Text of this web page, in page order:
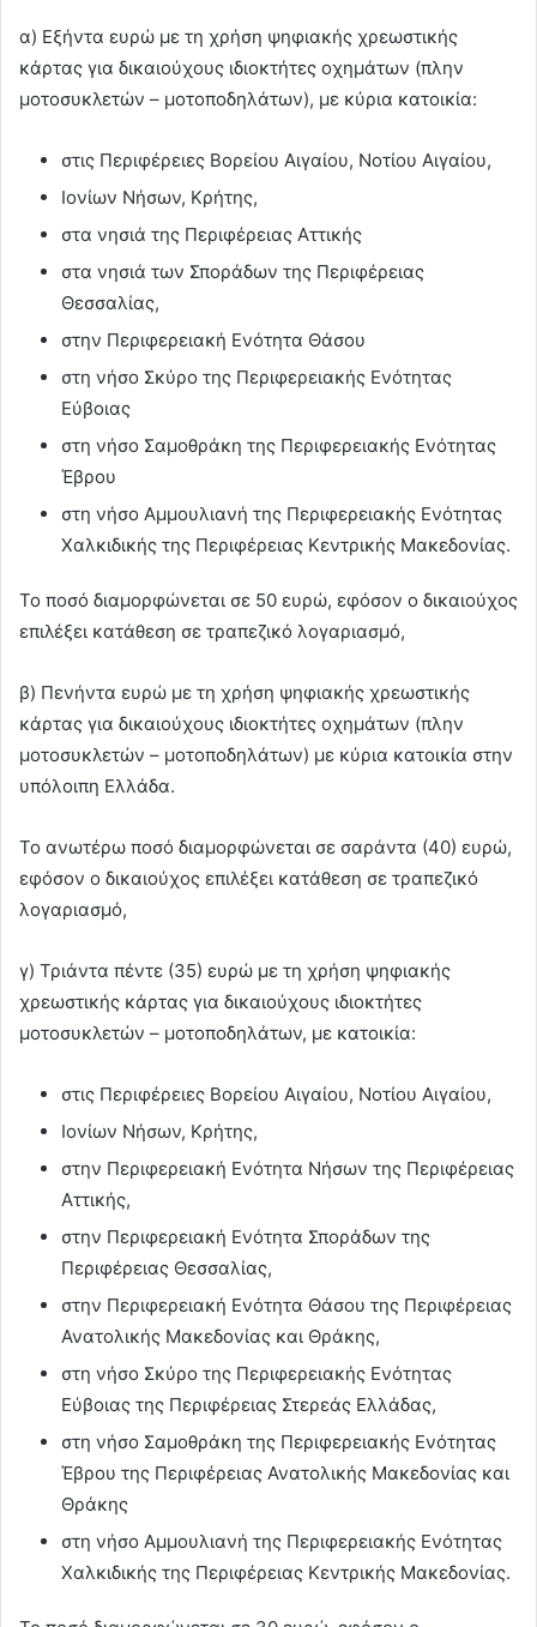
α) Εξήντα ευρώ με τη χρήση ψηφιακής χρεωστικής
κάρτας για δικαιούχους ιδιοκτήτες οχημάτων (πλην
μοτοσυκλετών – μοτοποδηλάτων), με κύρια κατοικία:
στις Περιφέρειες Βορείου Αιγαίου, Νοτίου Αιγαίου,
Ιονίων Νήσων, Κρήτης,
στα νησιά της Περιφέρειας Αττικής
στα νησιά των Σποράδων της Περιφέρειας
Θεσσαλίας,
στην Περιφερειακή Ενότητα Θάσου
στη νήσο Σκύρο της Περιφερειακής Ενότητας
Εύβοιας
στη νήσο Σαμοθράκη της Περιφερειακής Ενότητας
Έβρου
στη νήσο Αμμουλιανή της Περιφερειακής Ενότητας
Χαλκιδικής της Περιφέρειας Κεντρικής Μακεδονίας.
Το ποσό διαμορφώνεται σε 50 ευρώ, εφόσον ο δικαιούχος
επιλέξει κατάθεση σε τραπεζικό λογαριασμό,
β) Πενήντα ευρώ με τη χρήση ψηφιακής χρεωστικής
κάρτας για δικαιούχους ιδιοκτήτες οχημάτων (πλην
μοτοσυκλετών – μοτοποδηλάτων) με κύρια κατοικία στην
υπόλοιπη Ελλάδα.
Το ανωτέρω ποσό διαμορφώνεται σε σαράντα (40) ευρώ,
εφόσον ο δικαιούχος επιλέξει κατάθεση σε τραπεζικό
λογαριασμό,
γ) Τριάντα πέντε (35) ευρώ με τη χρήση ψηφιακής
χρεωστικής κάρτας για δικαιούχους ιδιοκτήτες
μοτοσυκλετών – μοτοποδηλάτων, με κατοικία:
στις Περιφέρειες Βορείου Αιγαίου, Νοτίου Αιγαίου,
Ιονίων Νήσων, Κρήτης,
στην Περιφερειακή Ενότητα Νήσων της Περιφέρειας
Αττικής,
στην Περιφερειακή Ενότητα Σποράδων της
Περιφέρειας Θεσσαλίας,
στην Περιφερειακή Ενότητα Θάσου της Περιφέρειας
Ανατολικής Μακεδονίας και Θράκης,
στη νήσο Σκύρο της Περιφερειακής Ενότητας
Εύβοιας της Περιφέρειας Στερεάς Ελλάδας,
στη νήσο Σαμοθράκη της Περιφερειακής Ενότητας
Έβρου της Περιφέρειας Ανατολικής Μακεδονίας και
Θράκης
στη νήσο Αμμουλιανή της Περιφερειακής Ενότητας
Χαλκιδικής της Περιφέρειας Κεντρικής Μακεδονίας.